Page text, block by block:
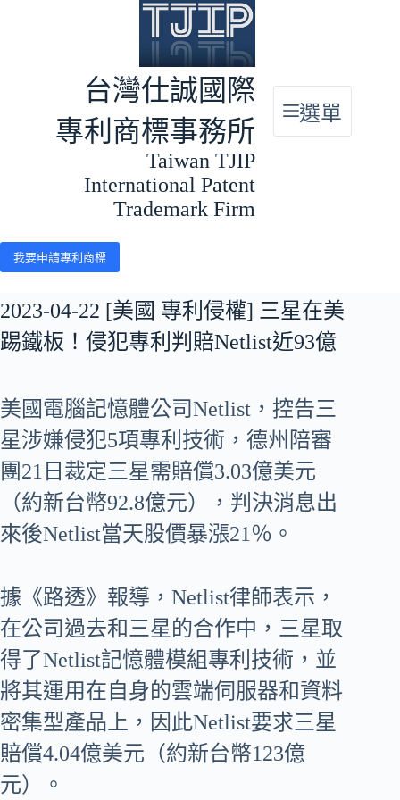
台灣仕誠國際
專利商標事務所
Taiwan TJIP
International Patent
Trademark Firm
選單
我要申請專利商標
2023-04-22 [美國 專利侵權] 三星在美
踢鐵板！侵犯專利判賠Netlist近93億
美國電腦記憶體公司Netlist，控告三
星涉嫌侵犯5項專利技術，德州陪審
團21日裁定三星需賠償3.03億美元
（約新台幣92.8億元），判決消息出
來後Netlist當天股價暴漲21％。
據《路透》報導，Netlist律師表示，
在公司過去和三星的合作中，三星取
得了Netlist記憶體模組專利技術，並
將其運用在自身的雲端伺服器和資料
密集型產品上，因此Netlist要求三星
賠償4.04億美元（約新台幣123億
元）。